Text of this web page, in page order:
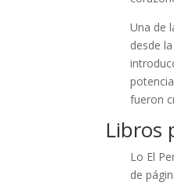
Una de
desde
fueron
Libros
Lo El
de